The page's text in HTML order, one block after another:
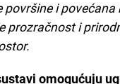
površine i
prozračnost i
omogućuju